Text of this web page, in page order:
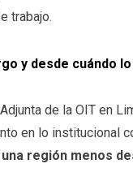
trabajo.
y desde cuándo
de la OIT en
en lo institucional
región menos